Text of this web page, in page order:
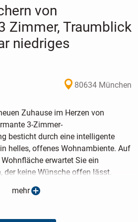
von
Zimmer, Traumblick
niedriges
80634 München
Zuhause im Herzen von
3-Zimmer-
besticht durch eine intelligente
helles, offenes Wohnambiente. Auf
erwartet Sie ein
der keine Wünsche offen lässt.
ist der weitläufige Wohn-, Koch-
Süd-Ost-Dachterrasse übergeht.
mehr